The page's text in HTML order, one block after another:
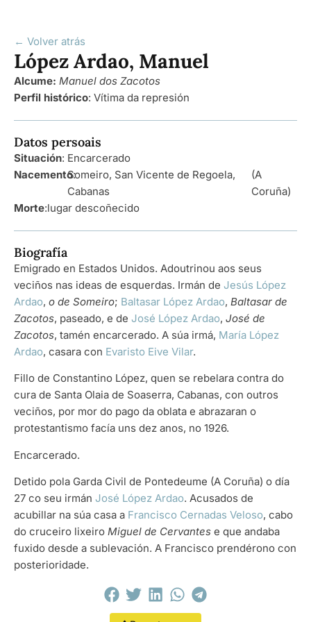
← Volver atrás
López Ardao, Manuel
Alcume: Manuel dos Zacotos
Perfil histórico: Vítima da represión
Datos persoais
Situación: Encarcerado
Nacemento:
Someiro, San Vicente de Regoela,
Cabanas
(A
Coruña)
Morte:lugar descoñecido
Biografía
Emigrado en Estados Unidos. Adoutrinou aos seus
veciños nas ideas de esquerdas. Irmán de Jesús López
Ardao, o de Someiro; Baltasar López Ardao, Baltasar de
Zacotos, paseado, e de José López Ardao, José de
Zacotos, tamén encarcerado. A súa irmá, María López
Ardao, casara con Evaristo Eive Vilar.
Fillo de Constantino López, quen se rebelara contra do
cura de Santa Olaia de Soaserra, Cabanas, con outros
veciños, por mor do pago da oblata e abrazaran o
protestantismo facía uns dez anos, no 1926.
Encarcerado.
Detido pola Garda Civil de Pontedeume (A Coruña) o día
27 co seu irmán José López Ardao. Acusados de
acubillar na súa casa a Francisco Cernadas Veloso, cabo
do cruceiro lixeiro Miguel de Cervantes e que andaba
fuxido desde a sublevación. A Francisco prendérono con
posterioridade.